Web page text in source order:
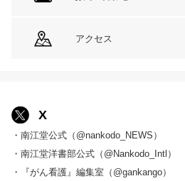
アクセス
X
・南江堂公式（@nankodo_NEWS）
・南江堂洋書部公式（@Nankodo_Intl）
・『がん看護』編集室（@gankango）